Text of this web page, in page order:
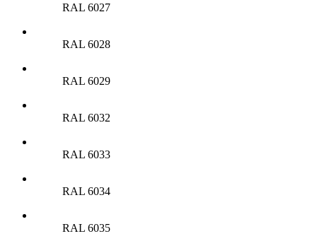
RAL 6027
RAL 6028
RAL 6029
RAL 6032
RAL 6033
RAL 6034
RAL 6035